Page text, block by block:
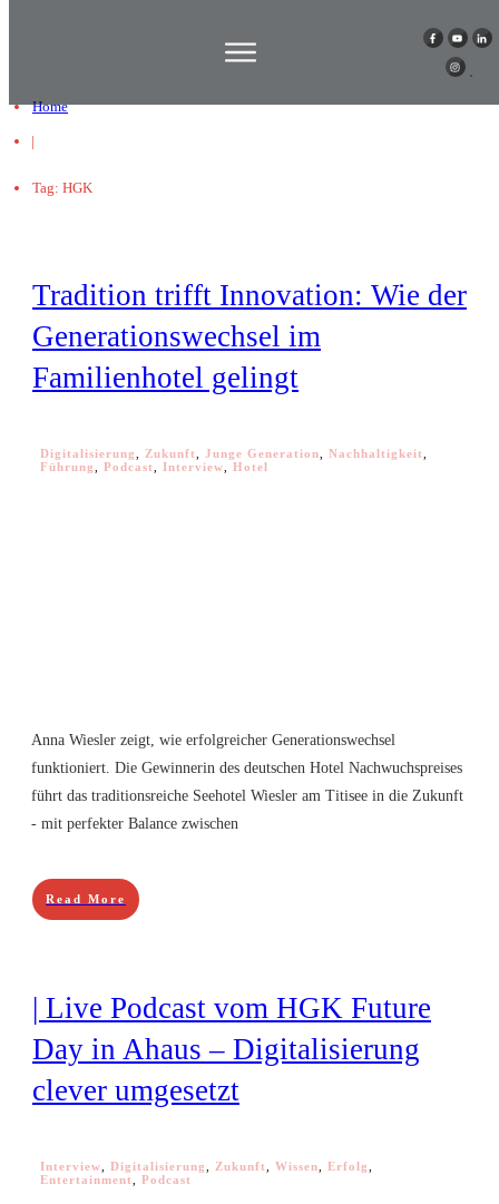
Home
|
Tag: HGK
Tradition trifft Innovation: Wie der
Generationswechsel im
Familienhotel gelingt
Digitalisierung Zukunft Junge Generation Nachhaltigkeit
Führung
Podcast Interview Hotel
Anna Wiesler zeigt, wie erfolgreicher Generationswechsel
funktioniert. Die Gewinnerin des deutschen Hotel Nachwuchspreises
führt das traditionsreiche Seehotel Wiesler am Titisee in die Zukunft
- mit perfekter Balance zwischen
Read More
| Live Podcast vom HGK Future
Day in Ahaus – Digitalisierung
clever umgesetzt
Interview Digitalisierung Zukunft Wissen Erfolg
Entertainment
Podcast